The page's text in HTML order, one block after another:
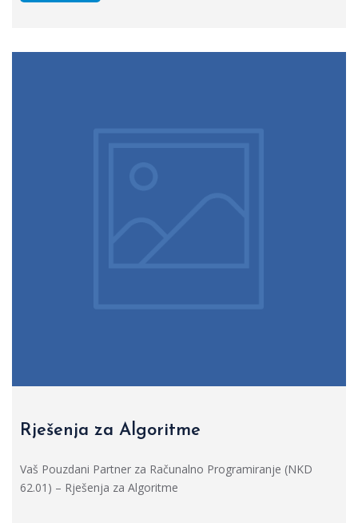
Rješenja za Algoritme
Vaš Pouzdani Partner za Računalno Programiranje (NKD
62.01) – Rješenja za Algoritme